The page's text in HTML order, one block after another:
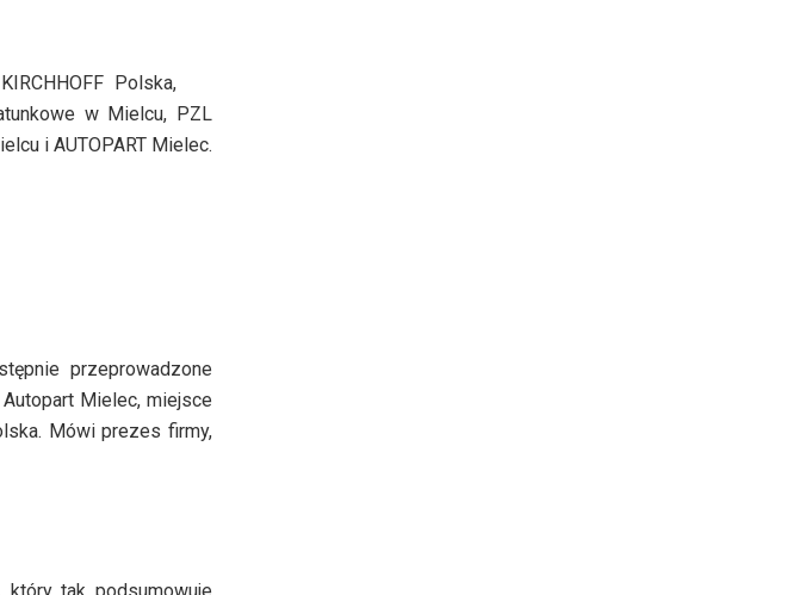
Polska,
w Mielcu, PZL
i AUTOPART Mielec.
przeprowadzone
Autopart Mielec, miejsce
Mówi prezes firmy,